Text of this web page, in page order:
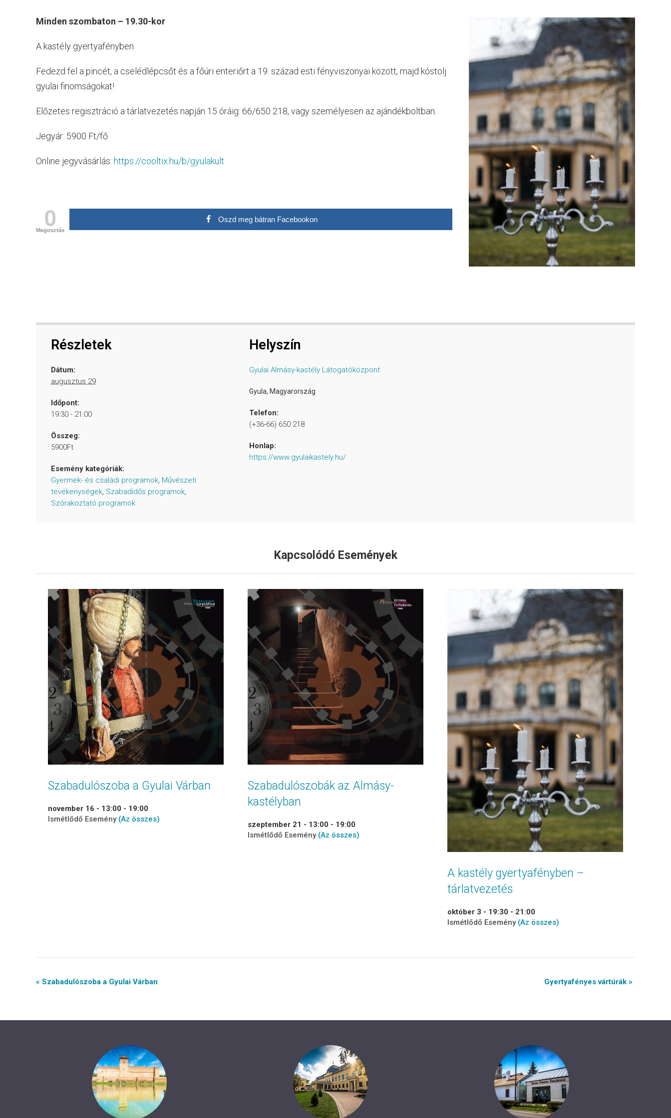
Minden szombaton – 19.30-kor
A kastély gyertyafényben
Fedezd fel a pincét, a cselédlépcsőt és a főúri enteriőrt a 19. század esti fényviszonyai között, majd kóstolj
gyulai finomságokat!
Előzetes regisztráció a tárlatvezetés napján 15 óráig: 66/650 218, vagy személyesen az ajándékboltban.
Jegyár: 5900 Ft/fő
Online jegyvásárlás: https://cooltix.hu/b/gyulakult
0
Megosztás
Oszd meg bátran Facebookon
Részletek
Dátum:
augusztus 29
Időpont:
19:30 - 21:00
Összeg:
5900Ft
Esemény kategóriák:
Gyermek- és családi programok, Művészeti
tevékenységek, Szabadidős programok,
Szórakoztató programok
Helyszín
Gyulai Almásy-kastély Látogatóközpont
Gyula, Magyarország
Telefon:
(+36-66) 650 218
Honlap:
https://www.gyulaikastely.hu/
Kapcsolódó Események
Szabadulószoba a Gyulai Várban
november 16 - 13:00 - 19:00
Ismétlődő Esemény (Az összes)
Szabadulószobák az Almásy-
kastélyban
szeptember 21 - 13:00 - 19:00
Ismétlődő Esemény (Az összes)
A kastély gyertyafényben –
tárlatvezetés
október 3 - 19:30 - 21:00
Ismétlődő Esemény (Az összes)
Event
« Szabadulószoba a Gyulai Várban Gyertyafényes vártúrák »